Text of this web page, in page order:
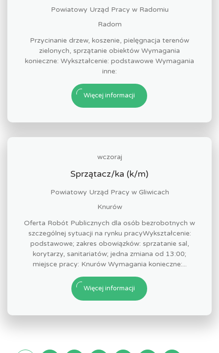
Powiatowy Urząd Pracy w Radomiu
Radom
Przycinanie drzew, koszenie, pielęgnacja terenów
zielonych, sprzątanie obiektów Wymagania
konieczne: Wykształcenie: podstawowe Wymagania
inne:
Więcej informacji
wczoraj
Sprzątacz/ka (k/m)
Powiatowy Urząd Pracy w Gliwicach
Knurów
Oferta Robót Publicznych dla osób bezrobotnych w
szczególnej sytuacji na rynku pracyWykształcenie:
podstawowe; zakres obowiązków: sprzatanie sal,
korytarzy, sanitariatów; jedna zmiana od 13:00;
miejsce pracy: Knurów Wymagania konieczne:...
Więcej informacji